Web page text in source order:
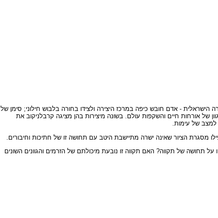
הישראלית - אדם חובש כיפה במרכז היצירה ולצידו בחורה בלבוש חילוני; סימן של
למצב של עימות.
הציור שאינה ישרה מתיישבת היטב עם תחושה זו של חתיכות וחיבורים.
של תקווה? האם תקווה זו נובעת מיכולתם של הזרמים והגוונים השונים